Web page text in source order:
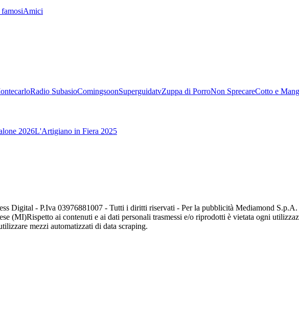
Amici
Radio SubasioComingsoonSuperguidatvZuppa di PorroNon SprecareCotto e
2026L'Artigiano in Fiera 2025
Digital - P.Iva 03976881007 - Tutti i diritti riservati - Per la pubblicità Mediamond
(MI)Rispetto ai contenuti e ai dati personali trasmessi e/o riprodotti è vietata ogni
mezzi automatizzati di data scraping.